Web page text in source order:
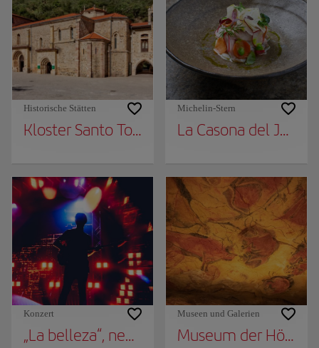
Historische Stätten
Kloster Santo Toribio de Liébana
Michelin-Stern
La Casona del Judío
Konzert
„La belleza“, neuer szenischer Vorschlag
Museen und Galerien
Museum der Höhle